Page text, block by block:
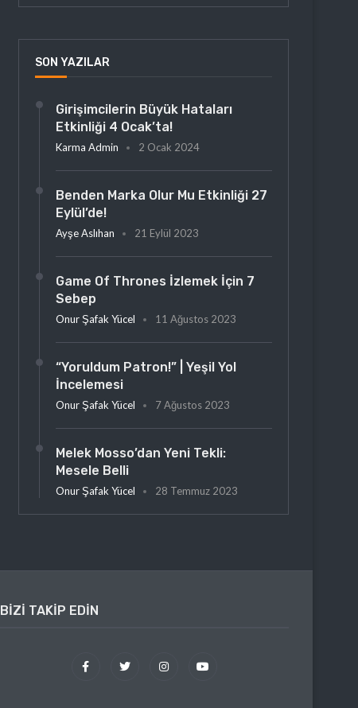
SON YAZILAR
Girişimcilerin Büyük Hataları
Etkinliği 4 Ocak’ta!
Karma Admin 2 Ocak 2024
Benden Marka Olur Mu Etkinliği 27
Eylül’de!
Ayşe Aslıhan 21 Eylül 2023
Game Of Thrones İzlemek İçin 7
Sebep
Onur Şafak Yücel 11 Ağustos 2023
“Yoruldum Patron!” | Yeşil Yol
İncelemesi
Onur Şafak Yücel 7 Ağustos 2023
Melek Mosso’dan Yeni Tekli:
Mesele Belli
Onur Şafak Yücel 28 Temmuz 2023
BIZI TAKIP EDIN